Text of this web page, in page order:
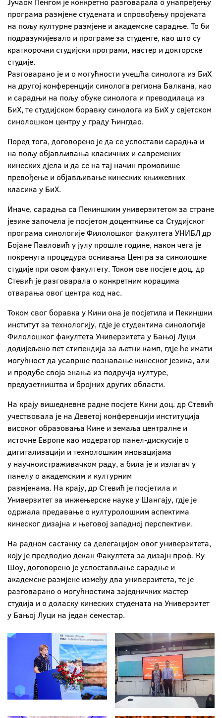
програма размјене студената и спровођењу пројеката
на пољу културне размјене и академске сарадње. То би
подразумијевало и програме за студенте, као што су
краткорочни студијски програми, мастер и докторске
студије.
Разговарано је и о могућности учешћа синолога из БиХ
на другој конференцији синолога региона Балкана, као
и сарадњи на пољу обуке синолога и преводилаца из
БиХ, те студијском боравку синолога из БиХ у свјетском
синолошком центру у граду Ћингдао.
Поред тога, договорено је да се успостави сарадња и
на пољу објављивања класичних и савремених
кинеских дјела и да се на тај начин промовише
превођење и објављивање кинеских књижевних
класика у БиХ.
Иначе, сарадња са Пекиншким универзитетом за стране
језике започела је посјетом доценткиње са Студијског
програма синологије Филолошког факултета УНИБЛ др
Бојане Павловић у јулу прошле године, након чега је
покренута процедура оснивања Центра за синолошке
студије при овом факултету. Током ове посјете доц. др
Стевић је разговарала о конкретним корацима
отварања овог центра код нас.
Током свог боравка у Кини она је посјетила и Пекиншки
институт за технологију, гдје је студентима синологије
Филолошког факултета Универзитета у Бањој Луци
додијељено пет стипендија за љетни камп, гдје ће имати
могућност да усаврше познавање кинеског језика, али
и продубе своја знања из подручја културе,
предузетништва и бројних других области.
На крају вишедневне радне посјете Кини доц. др Стевић
учествовала је на Деветој конференцији институција
високог образовања Кине и земаља централне и
источне Европе као модератор панел-дискусије о
дигитализацији и технолошким иновацијама
у научноистраживачком раду, а била је и излагач у
панелу о академским и културним
размјенама. На крају, др Стевић је посјетила и
Универзитет за инжењерске науке у Шангају, гдје је
одржала предавање о културолошким аспектима
кинеског дизајна и његовој западној перспективи.
На радном састанку са делегацијом овог универзитета,
коју је предводио декан Факултета за дизајн проф. Ку
Шоу, договорено је успостављање сарадње и
академске размјене између два универзитета, те је
разговарано о могућностима заједничких мастер
студија и о доласку кинеских студената на Универзитет
у Бањој Луци на један семестар.